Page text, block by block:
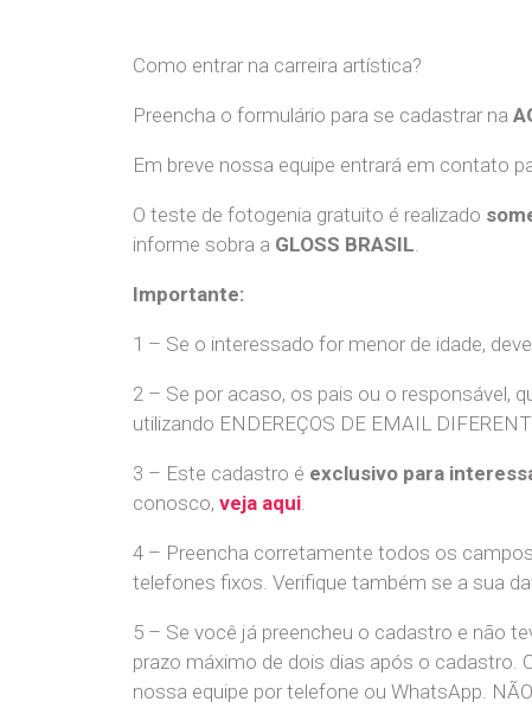
Como entrar na carreira artística?
Preencha o formulário para se cadastrar na
Em breve nossa equipe entrará em contato
O teste de fotogenia gratuito é realizado
informe sobra a GLOSS BRASIL
Importante:
1 – Se o interessado for menor de idade,
2 – Se por acaso, os pais ou o responsável,
utilizando ENDEREÇOS DE EMAIL
3 – Este cadastro é exclusivo para
conosco, veja aqui
4 – Preencha corretamente todos os
telefones fixos. Verifique também se a sua
5 – Se você já preencheu o cadastro e não
prazo máximo de dois dias após o
nossa equipe por telefone ou WhatsApp.